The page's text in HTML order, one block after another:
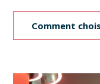
Comment